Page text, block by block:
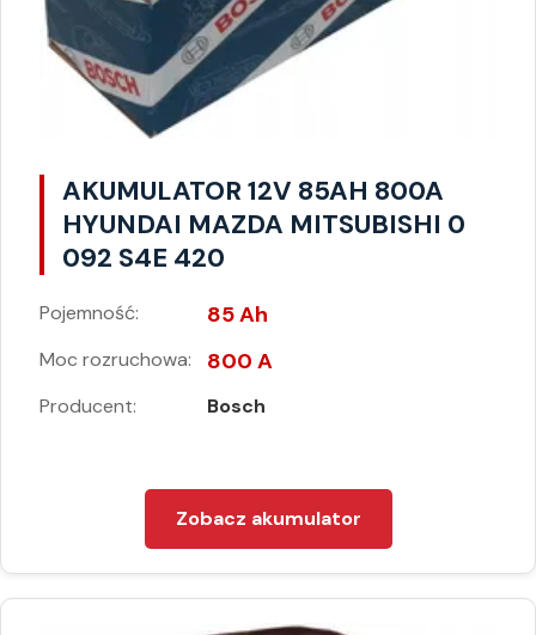
AKUMULATOR 12V 85AH 800A
HYUNDAI MAZDA MITSUBISHI 0
092 S4E 420
Pojemność: 85 Ah
Moc rozruchowa: 800 A
Producent: Bosch
Zobacz akumulator